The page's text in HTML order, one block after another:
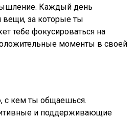
Каждый день
вещи, за которые ты
тебе фокусироваться на
моменты в своей
с кем ты общаешься.
и поддерживающие